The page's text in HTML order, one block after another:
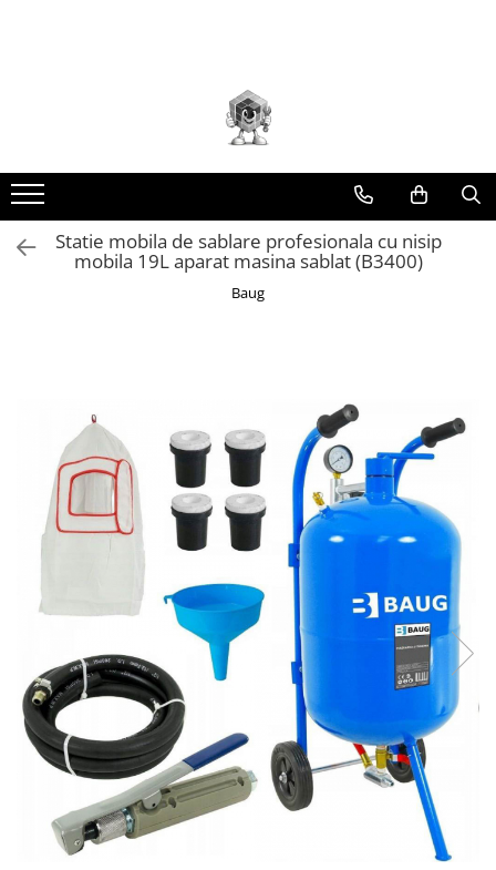
taiere/slefuire/polizare/curatare
Amestecatoare
Aparat frezat / taiat
Aparat gaurit si insurubat
Aparat spalat cu presiune
Aparate de ascutit
Aparate de masurat
Aparate de rindeluit
Aparate de tuns
Aparate pe acumulator / baterie
Aspiratoare
Baterii incarcatoare
Betoniera
Cantar electronic
Ciocane rotopercutoare
Statie mobila de sablare profesionala cu nisip
mobila 19L aparat masina sablat (B3400)
Baug